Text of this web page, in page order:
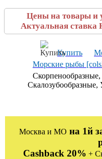
Цены на товары и
Актуальная ставка
Купить
Морские рыбы
Москва и МО на 1й
Cashback 20% +